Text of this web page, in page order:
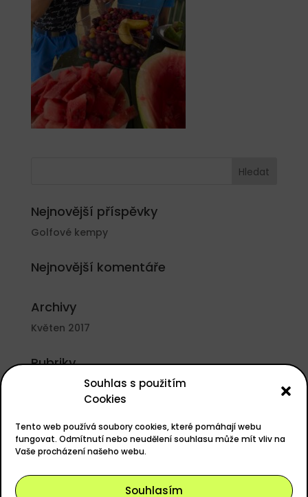
Souhlas s použitím
Cookies
Tento web používá soubory cookies, které pomáhají webu
fungovat. Odmítnutí nebo neudělení souhlasu může mít vliv na
Vaše procházení našeho webu.
Souhlasím
Nejnovější příspěvky
Golfové kempy
Nejnovější komentáře
Archivy
Květen 2017
Rubriky
Nezařazené
Přihlásit se
Zdroj kanálů (příspěvky)
Kanál komentářů